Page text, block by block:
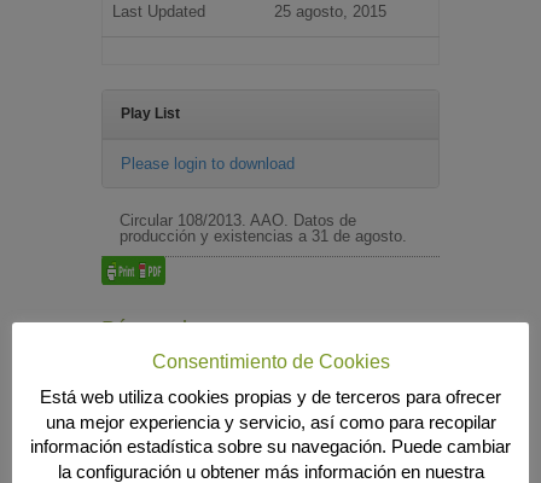
Last Updated 25 agosto, 2015
Play List
Please login to download
Circular 108/2013. AAO. Datos de
producción y existencias a 31 de agosto.
Búsqueda
MENÚ PRINCIPAL
INICIO
Consentimiento de Cookies
Está web utiliza cookies propias y de terceros para ofrecer
una mejor experiencia y servicio, así como para recopilar
información estadística sobre su navegación. Puede cambiar
la configuración u obtener más información en nuestra